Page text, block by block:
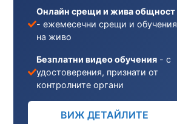
Онлайн срещи и жива общност
- ежемесечни срещи и обучения
на живо
Безплатни видео обучения - с
удостоверения, признати от
контролните органи
ВИЖ ДЕТАЙЛИТЕ